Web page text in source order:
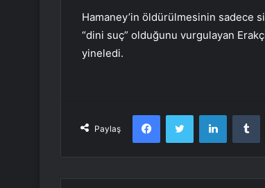
Hamaney’in öldürülmesinin sadece
“dini suç” olduğunu vurgulayan
yineledi.
Paylaş
FacebookTwitter LinkedIn